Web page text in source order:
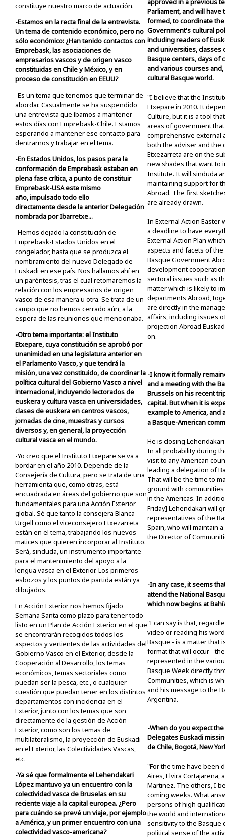
constituye nuestro marco de actuación.
-Estamos en la recta final de la entrevista.
Un tema de contenido económico, pero no
sólo económico: ¿Han tenido contactos con
Emprebask, las asociaciones de
empresarios vascos y de origen vasco
constituidas en Chile y México, y en
proceso de constitución en EEUU?
-Es un tema que tenemos que terminar de
abordar. Casualmente se ha suspendido
una entrevista que íbamos a mantener
estos días con Emprebask-Chile. Estamos
esperando a mantener ese contacto para
dentrarnos y trabajar en el tema.
-En Estados Unidos, los pasos para la
conformación de Emprebask estaban en
plena fase crítica, a punto de constituir
Emprebask-USA este mismo
año, impulsado todo ello
directamente desde la anterior Delegación
nombrada por Ibarretxe...
-Hemos dejado la constitución de
Emprebask-Estados Unidos en el
congelador, hasta que se produzca el
nombramiento del nuevo Delegado de
Euskadi en ese país. Nos hallamos ahí en
un paréntesis, tras el cual retomaremos la
relación con los empresarios de origen
vasco de esa manera u otra. Se trata de un
campo que no hemos cerrado aún, a la
espera de las reuniones que mencionaba.
-Otro tema importante: el Instituto
Etxepare, cuya constitución se aprobó por
unanimidad en una legislatura anterior en
el Parlamento Vasco, y que tendrá la
misión, una vez constituido, de coordinar la
política cultural del Gobierno Vasco a nivel
internacional, incluyendo lectorados de
euskera y cultura vasca en universidades,
clases de euskera en centros vascos,
jornadas de cine, muestras y cursos
diversos y, en general, la proyección
cultural vasca en el mundo.
-Yo creo que el Instituto Etxepare se va a
bordar en el año 2010. Depende de la
Consejería de Cultura, pero se trata de una
herramienta que, como otras, está
encuadrada en áreas del gobierno que son
fundamentales para una Acción Exterior
global. Sé que tanto la consejera Blanca
Urgell como el viceconsejero Etxezarreta
están en el tema, trabajando los nuevos
matices que quieren incorporar al Instituto.
Será, sinduda, un instrumento importante
para el mantenimiento del apoyo a la
lengua vasca en el Exterior. Los primeros
esbozos y los puntos de partida están ya
dibujados.
En Acción Exterior nos hemos fijado
Semana Santa como plazo para tener todo
listo en un Plan de Acción Exterior en el que
se encontrarán recogidos todos los
aspectos y vertientes de las actividades del
Gobierno Vasco en el Exterior, desde la
Cooperación al Desarrollo, los temas
económicos, temas sectoriales como
puedan ser la pesca, etc., o cualquier
cuestión que puedan tener en los distintos
departamentos con incidencia en el
Exterior, junto con los temas que son
directamente de la gestión de Acción
Exterior, como son los temas de
multilateralismo, la proyección de Euskadi
en el Exterior, las Colectividades Vascas,
etc.
-Ya sé que formalmente el Lehendakari
López mantuvo ya un encuentro con la
colectividad vasca de Bruselas en su
reciente viaje a la capital europea. ¿Pero
para cuándo se prevé un viaje, por ejemplo
a América, y un primer encuentro con una
colectividad vasco-americana?
Parliament, and will have
formed, to coordinate
Government's cultural
including readers of
and universities, classes
Basque centers, days of
and various courses
cultural Basque world.
"I believe that the
Etxepare in 2010. It
Culture, but it is a tool
areas of government
comprehensive external
both the adviser and the
Etxezarreta are on the
new shades that want to
Institute. It will sinduda
maintaining support for
Abroad. The first
are already drawn.
In External Action Easter
a deadline to have
External Action Plan
aspects and facets of
Basque Government
development
sectoral issues such as
matter which is likely to
departments Abroad,
are directly in the
affairs, including issues
projection Abroad
on.
-I know it formally
and a meeting with the
Brussels on his recent
capital. But when it is
example to America,
a Basque-American
He is closing
In all probability during
visit to any American
leading a delegation of
That will be the time to
ground with
in the Americas. In
Friday] Lehendakari will
representatives of the
Spain, who will maintain
the Director of
-In any case, it seems
attend the National
which now begins at
"I can say is that,
video or reading his
Basque - is a matter that
format that will occur -
represented in the
Basque Week directly
Communities, which is
and his message to the
Argentina.
-When do you expect
Delegates Euskadi
de Chile, Bogotá, New
"For the time have been
Aires, Elvira Cortajarena,
Martinez. The others, I
coming weeks. What
persons of high
the world and
sensitivity to the Basque
political sense of the